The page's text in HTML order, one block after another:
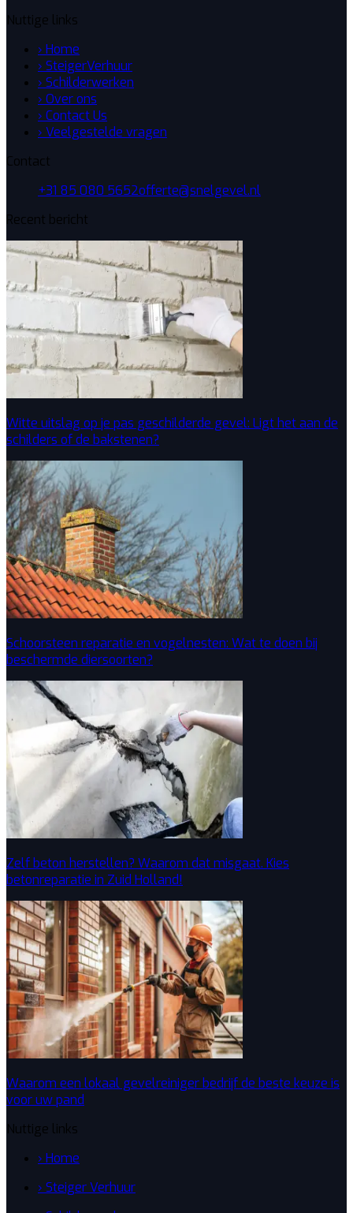
Nuttige links
› Home
› SteigerVerhuur
› Schilderwerken
› Over ons
› Contact Us
› Veelgestelde vragen
Contact
+31 85 080 5652offerte@snelgevel.nl
Recent bericht
Witte uitslag op je pas geschilderde gevel: Ligt het aan de
schilders of de bakstenen?
Schoorsteen reparatie en vogelnesten: Wat te doen bij
beschermde diersoorten?
Zelf beton herstellen? Waarom dat misgaat. Kies
betonreparatie in Zuid Holland!
Waarom een lokaal gevelreiniger bedrijf de beste keuze is
voor uw pand
Nuttige links
› Home
› Steiger Verhuur